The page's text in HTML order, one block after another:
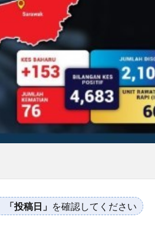
「投稿日」 を確認してください